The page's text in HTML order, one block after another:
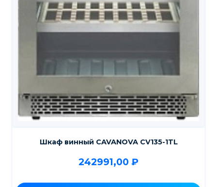
Шкаф винный CAVANOVA CV135-1TL
242991,00 ₽